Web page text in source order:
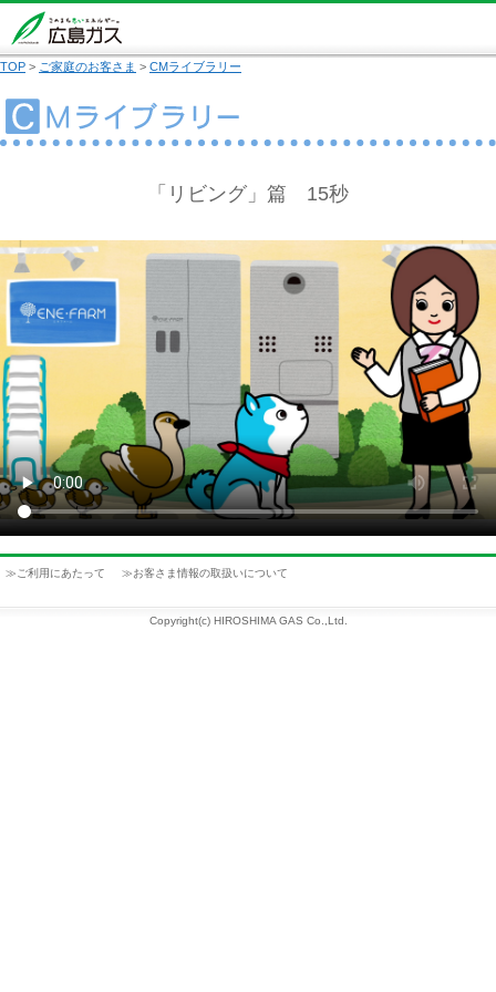
TOP > ご家庭のお客さま > CMライブラリー
「リビング」篇 15秒
≫ ご利用にあたって ≫お客さま情報の取扱いについて
Copyright(c) HIROSHIMA GAS Co.,Ltd.